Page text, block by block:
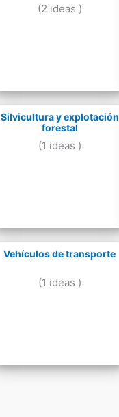
(2 ideas )
Silvicultura y explotación
forestal
(1 ideas )
Vehículos de transporte
(1 ideas )